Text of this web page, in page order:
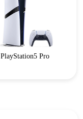
PlayStation5 Pro